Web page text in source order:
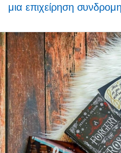
μια επιχείρηση